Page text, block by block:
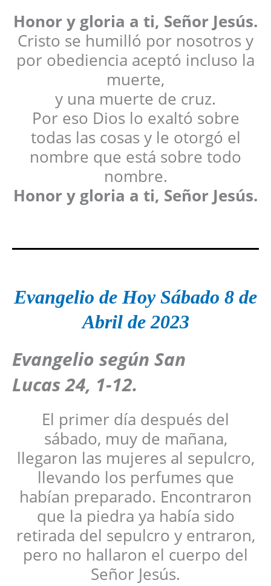
Honor y gloria a ti, Señor Jesús.
Cristo se humilló por nosotros y
por obediencia aceptó incluso la
muerte,
y una muerte de cruz.
Por eso Dios lo exaltó sobre
todas las cosas y le otorgó el
nombre que está sobre todo
nombre.
Honor y gloria a ti, Señor Jesús.
Evangelio de Hoy Sábado 8 de
Abril de 2023
Evangelio según San
Lucas24, 1-12.
El primer día después del
sábado, muy de mañana,
llegaron las mujeres al sepulcro,
llevando los perfumes que
habían preparado. Encontraron
que la piedra ya había sido
retirada del sepulcro y entraron,
pero no hallaron el cuerpo del
Señor Jesús.